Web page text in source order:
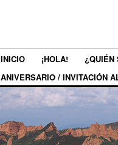
INICIO ¡HOLA! ¿QUIÉN
ANIVERSARIO / INVITACIÓN